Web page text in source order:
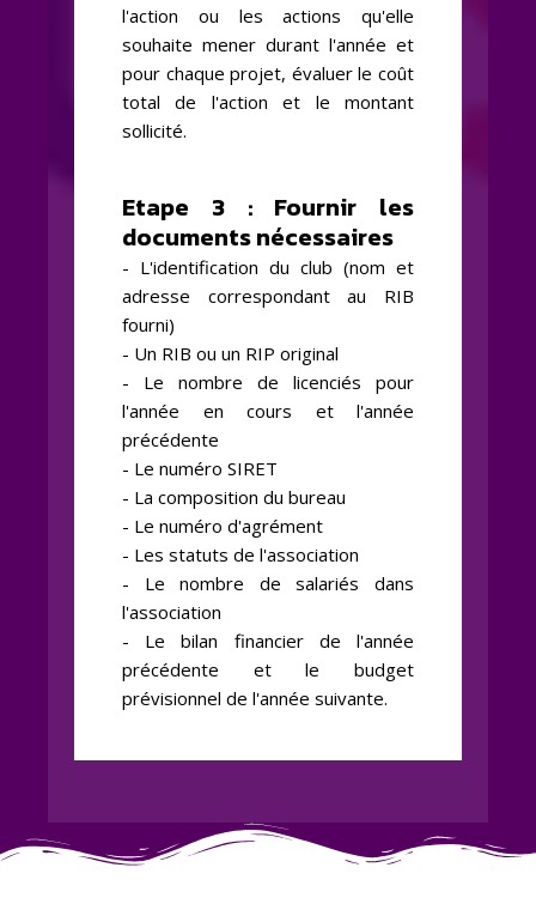
l'action ou les actions qu'elle
souhaite mener durant l'année et
pour chaque projet, évaluer le coût
total de l'action et le montant
sollicité.
Etape 3 : Fournir les
documents nécessaires
- L'identification du club (nom et
adresse correspondant au RIB
fourni)
- Un RIB ou un RIP original
- Le nombre de licenciés pour
l'année en cours et l'année
précédente
- Le numéro SIRET
- La composition du bureau
- Le numéro d'agrément
- Les statuts de l'association
- Le nombre de salariés dans
l'association
- Le bilan financier de l'année
précédente et le budget
prévisionnel de l'année suivante.